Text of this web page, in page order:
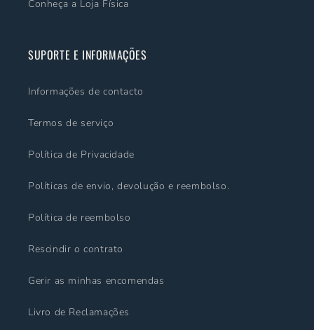
Conheça a Loja Física
SUPORTE E INFORMAÇÕES
Informações de contacto
Termos de serviço
Política de Privacidade
Políticas de envio, devolução e reembolso.
Política de reembolso
Rescindir o contrato
Gerir as minhas encomendas
Livro de Reclamações